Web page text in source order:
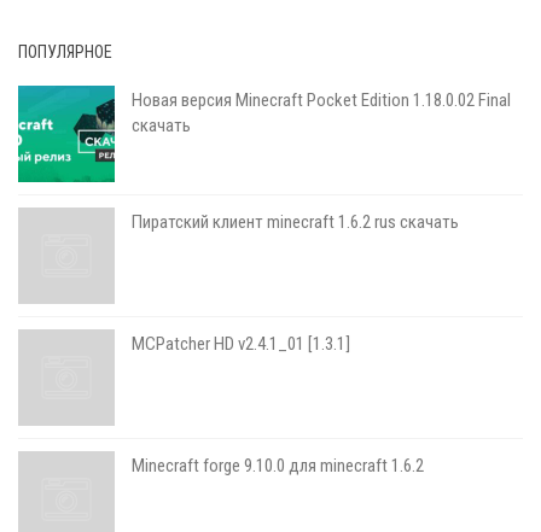
ПОПУЛЯРНОЕ
Новая версия Minecraft Pocket Edition 1.18.0.02 Final
скачать
Пиратский клиент minecraft 1.6.2 rus скачать
MCPatcher HD v2.4.1_01 [1.3.1]
Minecraft forge 9.10.0 для minecraft 1.6.2